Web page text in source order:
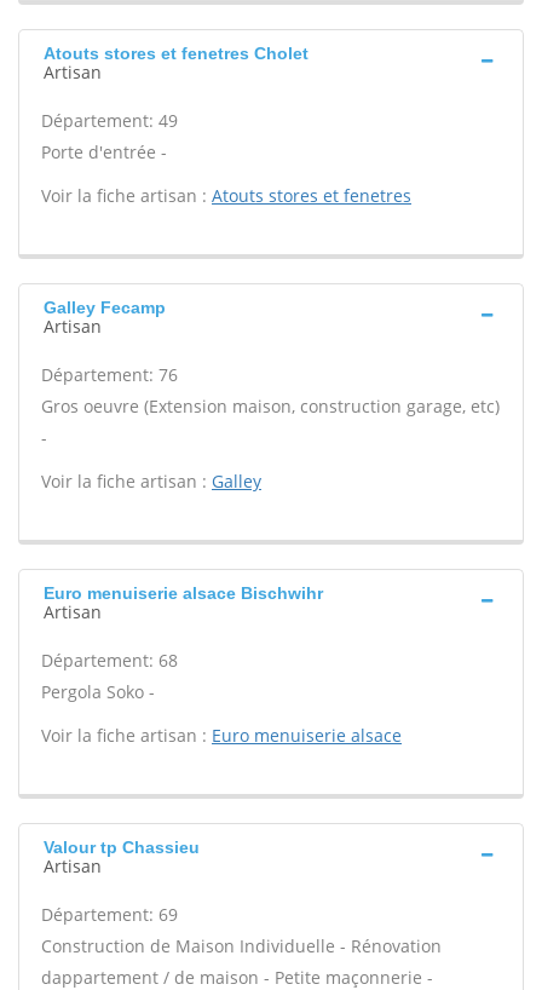
Atouts stores et fenetres Cholet
Artisan
Département: 49
Porte d'entrée -
Voir la fiche artisan : Atouts stores et fenetres
Galley Fecamp
Artisan
Département: 76
Gros oeuvre (Extension maison, construction garage, etc)
-
Voir la fiche artisan : Galley
Euro menuiserie alsace Bischwihr
Artisan
Département: 68
Pergola Soko -
Voir la fiche artisan : Euro menuiserie alsace
Valour tp Chassieu
Artisan
Département: 69
Construction de Maison Individuelle - Rénovation
dappartement / de maison - Petite maçonnerie -